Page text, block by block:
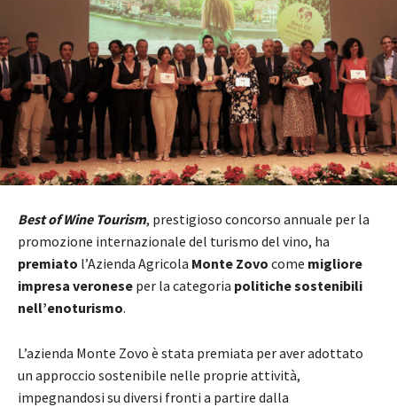
Best of Wine Tourism, prestigioso concorso annuale per la
promozione internazionale del turismo del vino, ha
premiato l’Azienda Agricola Monte Zovo come migliore
impresa veronese per la categoria politiche sostenibili
nell’enoturismo.
L’azienda Monte Zovo è stata premiata per aver adottato
un approccio sostenibile nelle proprie attività,
impegnandosi su diversi fronti a partire dalla